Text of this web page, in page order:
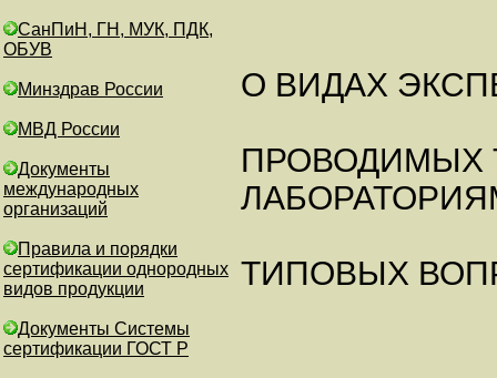
СанПиН, ГН, МУК, ПДК,
ОБУВ
Минздрав России
МВД России
Документы
международных
организаций
Правила и порядки
сертификации однородных
видов продукции
Документы Системы
сертификации ГОСТ Р
О ВИДАХ
ТИПОВЫХ